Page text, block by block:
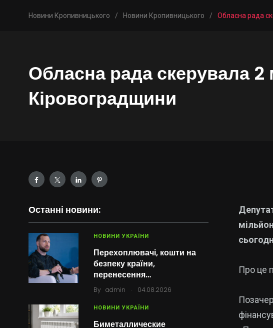
Новини Кропивницького / Новини Кропивницького / Обласна рада
Обласна рада скерувала
Кіровоградщини
Останні новини:
НОВИНИ УКРАЇНИ
Перехоплювачі, кошти на
безпеку країни,
перенесення…
By admin . 04.08.2026
НОВИНИ УКРАЇНИ
Биметаллические
Про це